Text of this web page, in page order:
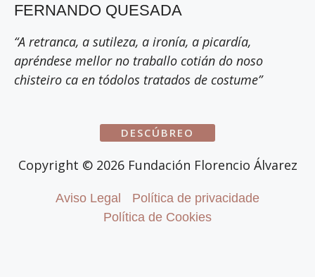
FERNANDO QUESADA
“A retranca, a sutileza, a ironía, a picardía,
apréndese mellor no traballo cotián do noso
chisteiro ca en tódolos tratados de costume”
DESCÚBREO
Copyright © 2026Fundación Florencio Álvarez
Aviso Legal
Política de privacidade
Política de Cookies